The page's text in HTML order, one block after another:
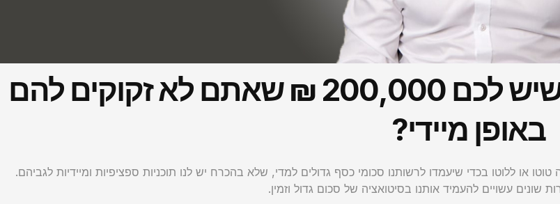
מה תעשו, אם בוקר אחד תגלו שיש לכם 200,000 ₪ שאתם לא זקוקים להם
באופן מיידי?
או ללוטו בכדי שיעמדו לרשותנו סכומי כסף גדולים למדי, שלא בהכרח יש לנו תוכניות ספציפיות ומיידיות לגביהם.
עשויים להעמיד אותנו בסיטואציה של סכום גדול וזמין.